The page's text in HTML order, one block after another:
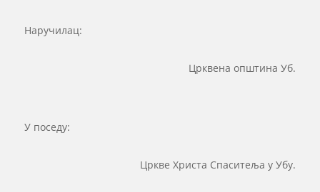
Наручилац:
Црквена општина Уб.
У поседу:
Цркве Христа Спаситеља у Убу.